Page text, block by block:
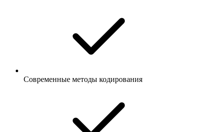
Современные методы кодирования